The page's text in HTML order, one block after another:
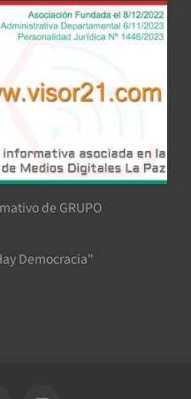
de GRUPO
Democracia"